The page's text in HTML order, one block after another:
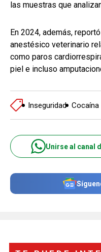
las muestras que
En 2024, además,
anestésico veterinario
como paros
piel e incluso
Inseguridad Cocaína
Unirse al canal